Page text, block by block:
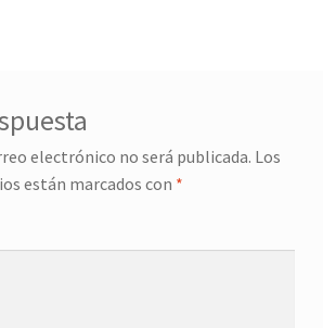
electrónico no será publicada. Los
están marcados con *